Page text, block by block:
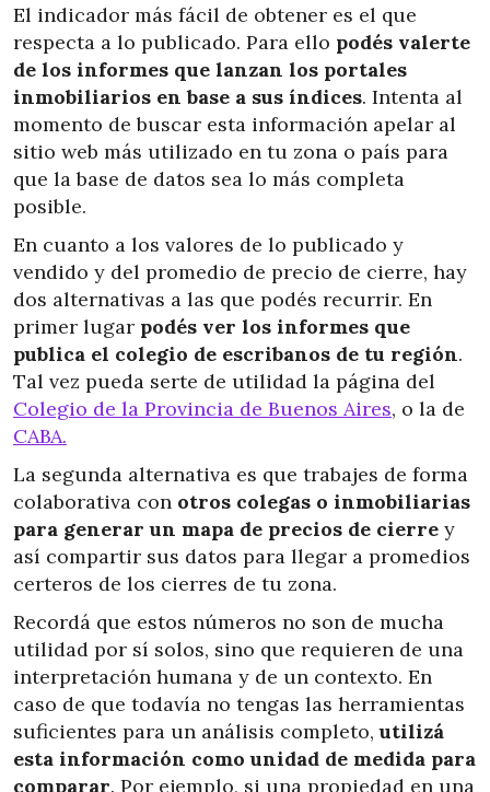
El indicador más fácil de obtener es el que
respecta a lo publicado. Para ello podés valerte
de los informes que lanzan los portales
inmobiliarios en base a sus índices. Intenta al
momento de buscar esta información apelar al
sitio web más utilizado en tu zona o país para
que la base de datos sea lo más completa
posible.
En cuanto a los valores de lo publicado y
vendido y del promedio de precio de cierre, hay
dos alternativas a las que podés recurrir. En
primer lugar podés ver los informes que
publica el colegio de escribanos de tu región.
Tal vez pueda serte de utilidad la página del
Colegio de la Provincia de Buenos Aires, o la de
CABA.
La segunda alternativa es que trabajes de forma
colaborativa con otros colegas o inmobiliarias
para generar un mapa de precios de cierre y
así compartir sus datos para llegar a promedios
certeros de los cierres de tu zona.
Recordá que estos números no son de mucha
utilidad por sí solos, sino que requieren de una
interpretación humana y de un contexto. En
caso de que todavía no tengas las herramientas
suficientes para un análisis completo,utilizá
esta información como unidad de medida para
comparar. Por ejemplo, si una propiedad en una